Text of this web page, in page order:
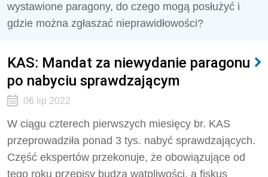
wystawione paragony, do czego mogą posłużyć i
gdzie można zgłaszać nieprawidłowości?
KAS: Mandat za niewydanie paragonu
po nabyciu sprawdzającym
06 lip 2022
W ciągu czterech pierwszych miesięcy br. KAS
przeprowadziła ponad 3 tys. nabyć sprawdzających.
Część ekspertów przekonuje, że obowiązujące od
tego roku przepisy budzą wątpliwości, a fiskus